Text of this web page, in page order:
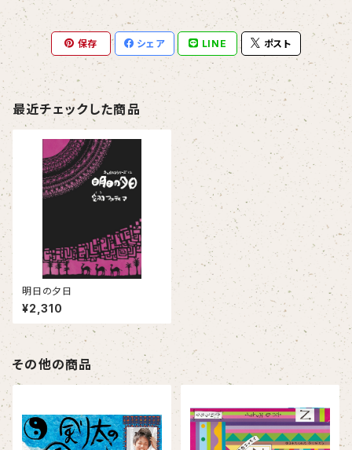
保存 シェア LINE ポスト
最近チェックした商品
明日の夕日
¥2,310
その他の商品